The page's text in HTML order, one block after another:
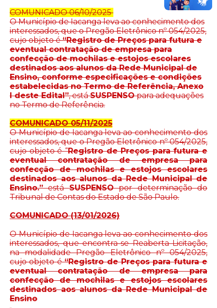
COMUNICADO 06/10/2025
O Município de Iacanga leva ao conhecimento dos
interessados, que o Pregão Eletrônico nº 054/2025,
cujo objeto é“Registro de Preços para futura e
eventual contratação de empresa para
confecção de mochilas e estojos escolares
destinados aos alunos da Rede Municipal de
Ensino, conforme especificações e condições
estabelecidas no Termo de Referência, Anexo
I deste Edital”, estáSUSPENSOpara adequações
no Termo de Referência.
COMUNICADO 05/11/2025
O Município de Iacanga leva ao conhecimento dos
interessados, que o Pregão Eletrônico nº 054/2025,
cujo objeto é“Registro de Preços para futura e
eventual contratação de empresa para
confecção de mochilas e estojos escolares
destinados aos alunos da Rede Municipal de
Ensino.”estáSUSPENSOpor determinação do
Tribunal de Contas do Estado de São Paulo.
COMUNICADO (13/01/2026)
O Município de Iacanga leva ao conhecimento dos
interessados, que encontra-se Reaberta Licitação,
na modalidade Pregão Eletrônico nº 054/2025,
cujo objeto é“Registro de Preços para futura e
eventual contratação de empresa para
confecção de mochilas e estojos escolares
destinados aos alunos da Rede Municipal de
Ensino